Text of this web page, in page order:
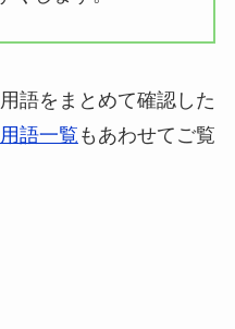
語をまとめて確認した
語一覧 もあわせてご覧